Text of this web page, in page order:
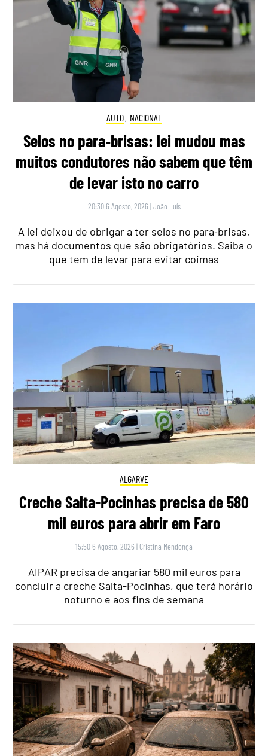
AUTO, NACIONAL
Selos no para‑brisas: lei mudou mas
muitos condutores não sabem que têm
de levar isto no carro
20:30 6 Agosto, 2026 |João Luís
A lei deixou de obrigar a ter selos no para‑brisas,
mas há documentos que são obrigatórios. Saiba o
que tem de levar para evitar coimas
ALGARVE
Creche Salta-Pocinhas precisa de 580
mil euros para abrir em Faro
15:50 6 Agosto, 2026 | Cristina Mendonça
AIPAR precisa de angariar 580 mil euros para
concluir a creche Salta-Pocinhas, que terá horário
noturno e aos fins de semana